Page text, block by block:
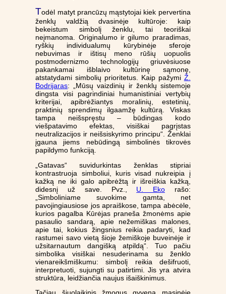
Todėl matyt prancūzų mąstytojai kiek pervertina
ženklų valdžią dvasinėje kultūroje: kaip
bekeistum simbolį ženklu, tai teoriškai
neįmanoma. Originalumo ir gilumo praradimas,
ryškių individualumų kūrybinėje sferoje
nebuvimas ir ištisų meno rūšių uopuolis
postmodernizmo technologijų griuvėsiuose
pakankamai išblaivo kultūrinę sąmonę,
atstatydami simbolių prioritetus. Kaip pažymi Ž.
Bodrijaras: „Mūsų vaizdinių ir ženklų sistemoje
dingsta visi pagrindiniai humanistiniai vertybių
kriterijai, apibrėžiantys moralinių, estetinių,
praktinių sprendimų ilgaamžę kultūrą. Viskas
tampa neišspręstu – būdingas kodo
viešpatavimo efektas, visiškai pagrįstas
neutralizacijos ir neišsiskyrimo principu“. Ženklai
įgauna jiems nebūdingą simbolinės tikrovės
papildymo funkciją.
„Gatavas“ suvidurkintas ženklas stipriai
kontrastruoja simboliui, kuris visad nukreipia į
kažką ne iki galo apibrėžtą ir išreiškia kažką,
didesnį už save. Pvz., U. Ekorašo:
„Simboliniame suvokime gamta, net
pavojingiausiose jos apraiškose, tampa abėcėle,
kurios pagalba Kūrėjas praneša žmonėms apie
pasaulio sandarą, apie nežemiškas malones,
apie tai, kokius žingsnius reikia padaryti, kad
rastumei savo vietą šioje žemiškoje buveinėje ir
užsitarnautum dangišką atpildą“. Tuo pačiu
simbolika visiškai nesuderinama su ženklo
vienareikšmiškumu: simbolį reikia dešifruoti,
interpretuoti, sujungti su patirtimi. Jis yra atvira
struktūra, leidžiančia naujus išaiškinimus.